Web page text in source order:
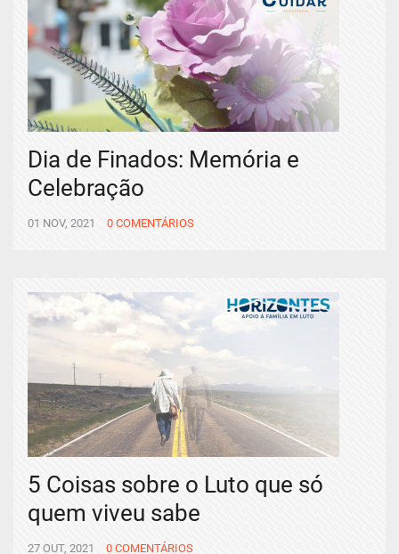
Dia de Finados: Memória e
Celebração
01 NOV, 2021 0 COMENTÁRIOS
5 Coisas sobre o Luto que só
quem viveu sabe
27 OUT, 2021 0 COMENTÁRIOS